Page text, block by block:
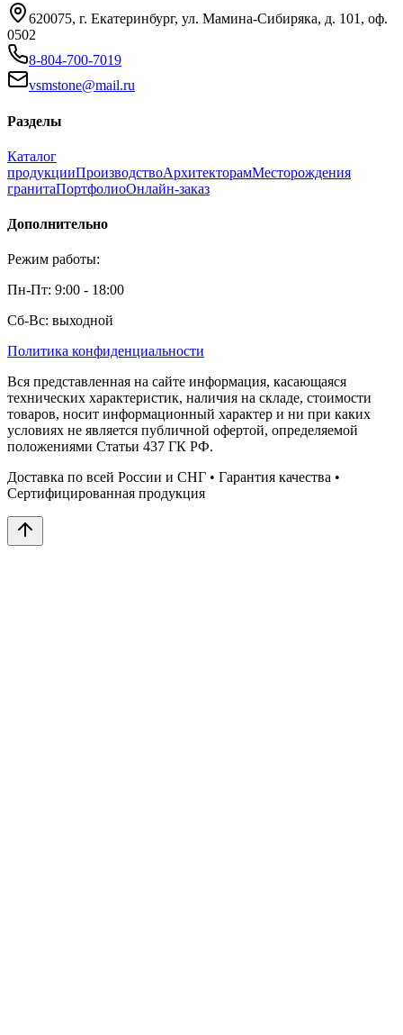
620075, г. Екатеринбург, ул. Мамина-Сибиряка, д. 101, оф.
0502
8-804-700-7019
vsmstone@mail.ru
Разделы
Каталог
продукцииПроизводствоАрхитекторамМесторождения
гранитаПортфолиоОнлайн-заказ
Дополнительно
Режим работы:
Пн-Пт: 9:00 - 18:00
Сб-Вс: выходной
Политика конфиденциальности
Вся представленная на сайте информация, касающаяся
технических характеристик, наличия на складе, стоимости
товаров, носит информационный характер и ни при каких
условиях не является публичной офертой, определяемой
положениями Статьи 437 ГК РФ.
Доставка по всей России и СНГ • Гарантия качества •
Сертифицированная продукция